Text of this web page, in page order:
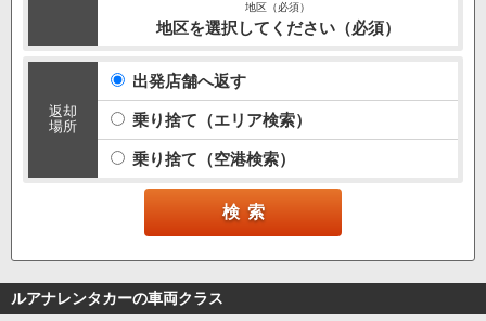
地区を選択してください（必須）
返却
場所
出発店舗へ返す
乗り捨て（エリア検索）
乗り捨て（空港検索）
ルアナレンタカーの車両クラス